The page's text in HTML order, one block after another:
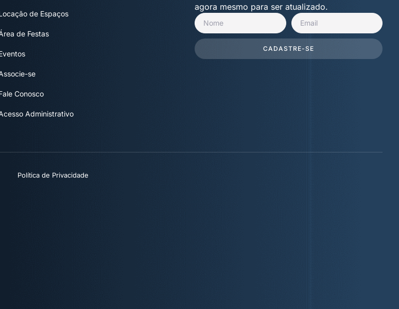
de Espaços
de Festas
se
Conosco
Administrativo
agora mesmo para ser atualizado.
CADASTRE-SE
Política de Privacidade